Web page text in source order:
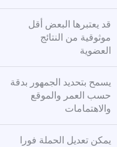
قد يعتبرها البعض أقل
موثوقية من النتائج
العضوية
يسمح بتحديد الجمهور بدقة
حسب العمر والموقع
والاهتمامات
يمكن تعديل الحملة فورا